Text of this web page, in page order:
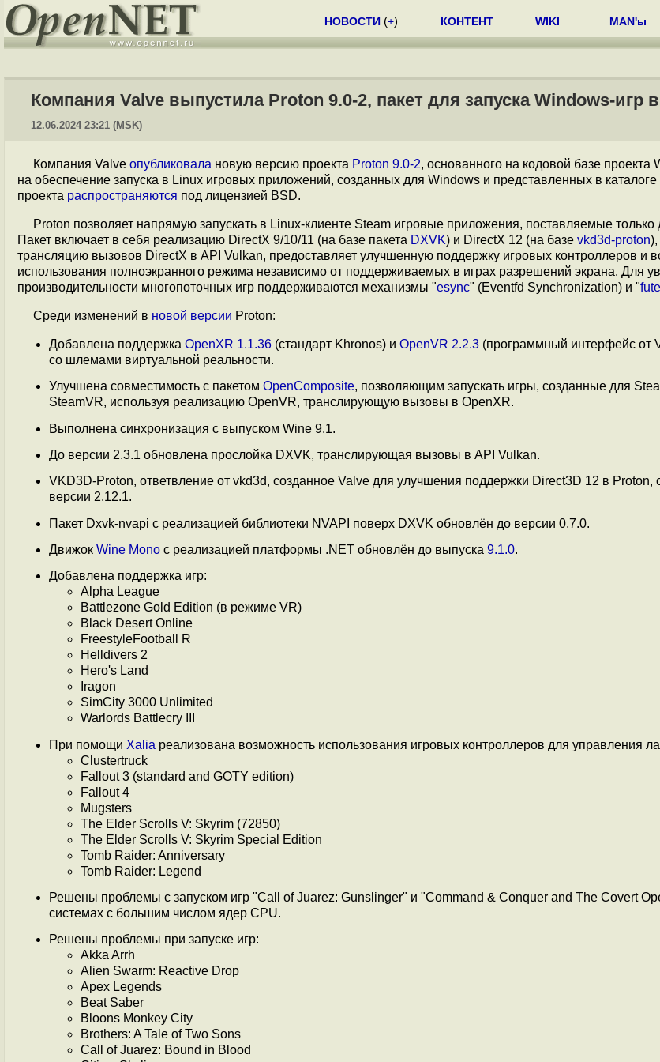
НОВОСТИ (+) КОНТЕНТ WIKI MAN'ы
Компания Valve выпустила Proton 9.0-2, пакет для запуска Windows-игр
12.06.2024 23:21 (MSK)
Компания Valve опубликовала новую версию проекта Proton 9.0-2, основанного на кодовой базе проекта
на обеспечение запуска в Linux игровых приложений, созданных для Windows и представленных в
проекта распространяются под лицензией BSD.
Proton позволяет напрямую запускать в Linux-клиенте Steam игровые приложения, поставляемые только
Пакет включает в себя реализацию DirectX 9/10/11 (на базе пакета DXVK) и DirectX 12 (на базе vkd3d-proton
трансляцию вызовов DirectX в API Vulkan, предоставляет улучшенную поддержку игровых контроллеров и
использования полноэкранного режима независимо от поддерживаемых в играх разрешений экрана. Для
производительности многопоточных игр поддерживаются механизмы "esync" (Eventfd Synchronization) и "
Среди изменений в новой версии Proton:
Добавлена поддержка OpenXR 1.1.36 (стандарт Khronos) и OpenVR 2.2.3 (программный интерфейс от
со шлемами виртуальной реальности.
Улучшена совместимость с пакетом OpenComposite, позволяющим запускать игры, созданные для
SteamVR, используя реализацию OpenVR, транслирующую вызовы в OpenXR.
Выполнена синхронизация с выпуском Wine 9.1.
До версии 2.3.1 обновлена прослойка DXVK, транслирующая вызовы в API Vulkan.
VKD3D-Proton, ответвление от vkd3d, созданное Valve для улучшения поддержки Direct3D 12 в Proton,
версии 2.12.1.
Пакет Dxvk-nvapi с реализацией библиотеки NVAPI поверх DXVK обновлён до версии 0.7.0.
Движок Wine Mono с реализацией платформы .NET обновлён до выпуска 9.1.0.
Добавлена поддержка игр:
Alpha League
Battlezone Gold Edition (в режиме VR)
Black Desert Online
FreestyleFootball R
Helldivers 2
Hero's Land
Iragon
SimCity 3000 Unlimited
Warlords Battlecry III
При помощи Xalia реализована возможность использования игровых контроллеров для управления
Clustertruck
Fallout 3 (standard and GOTY edition)
Fallout 4
Mugsters
The Elder Scrolls V: Skyrim (72850)
The Elder Scrolls V: Skyrim Special Edition
Tomb Raider: Anniversary
Tomb Raider: Legend
Решены проблемы с запуском игр "Call of Juarez: Gunslinger" и "Command & Conquer and The Covert
системах с большим числом ядер CPU.
Решены проблемы при запуске игр:
Akka Arrh
Alien Swarm: Reactive Drop
Apex Legends
Beat Saber
Bloons Monkey City
Brothers: A Tale of Two Sons
Call of Juarez: Bound in Blood